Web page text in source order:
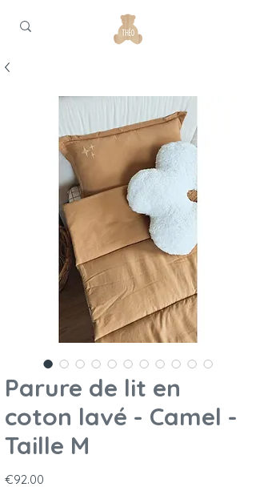
Parure de lit en
coton lavé - Camel -
Taille M
€92.00